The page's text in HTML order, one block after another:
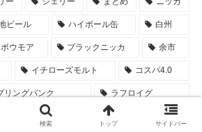
ビール ハイボール缶 白州
ボウモア ブラックニッカ 余市
イチローズモルト コスパ4.0
リングバンク ラフロイグ
ウイスキー バランタイン 響
検索 トップ サイドバー